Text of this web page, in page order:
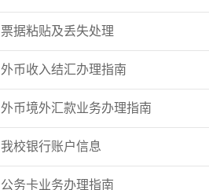
票据粘贴及丢失处理
外币收入结汇办理指南
外币境外汇款业务办理指南
我校银行账户信息
公务卡业务办理指南